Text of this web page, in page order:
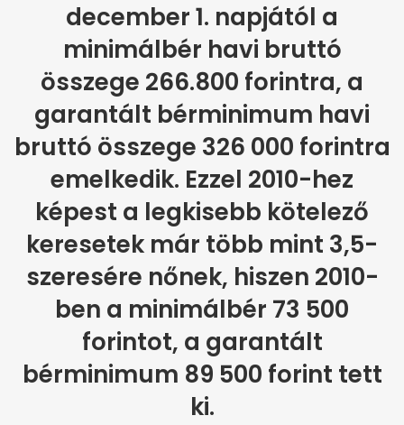
december 1. napjától a
minimálbér havi bruttó
összege 266.800 forintra, a
garantált bérminimum havi
bruttó összege 326 000 forintra
emelkedik. Ezzel 2010-hez
képest a legkisebb kötelező
keresetek már több mint 3,5-
szeresére nőnek, hiszen 2010-
ben a minimálbér 73 500
forintot, a garantált
bérminimum 89 500 forint tett
ki.